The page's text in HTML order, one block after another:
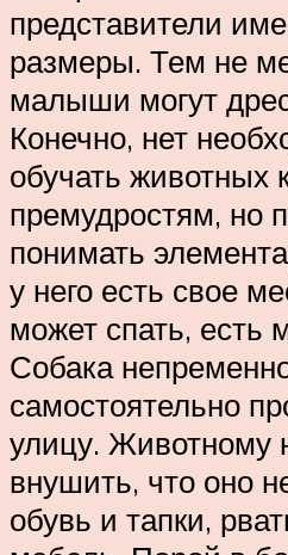
представители
размеры. Тем не
малыши могут
Конечно, нет
обучать животных
премудростям, но
понимать
у него есть свое
может спать, есть
Собака
самостоятельно
улицу. Животному
внушить, что оно
обувь и тапки,